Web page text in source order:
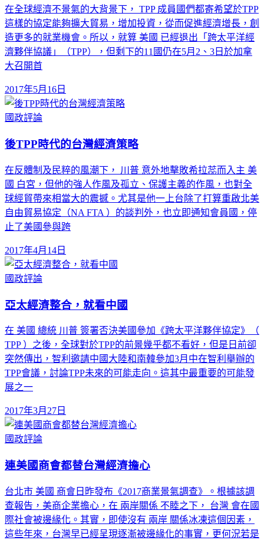
在全球經濟不景氣的大背景下， TPP 成員國們都寄希望於TPP
這樣的協定能夠擴大貿易，增加投資，從而促進經濟增長，創
造更多的就業機會。所以，就算 美國 已經退出「跨太平洋經
濟夥伴協議」（TPP），但剩下的11國仍在5月2、3日於加拿
大召開首
2017年5月16日
國政評論
後TPP時代的台灣經濟策略
在反體制及民粹的風潮下， 川普 意外地擊敗希拉蕊而入主 美
國 白宮，但他的強人作風及孤立、保護主義的作風，也對全
球經貿帶來相當大的震撼。尤其是他一上台除了打算重啟北美
自由貿易協定（NA FTA ）的談判外，也立即通知會員國，停
止了美國參與跨
2017年4月14日
國政評論
亞太經濟整合，就看中國
在 美國 總統 川普 簽署否決美國參加《跨太平洋夥伴協定》（
TPP ）之後，全球對於TPP的前景幾乎都不看好，但是日前卻
突然傳出，智利邀請中國大陸和南韓參加3月中在智利舉辦的
TPP會議，討論TPP未來的可能走向。這其中最重要的可能發
展之一
2017年3月27日
國政評論
連美國商會都替台灣經濟擔心
台北市 美國 商會日昨發布《2017商業景氣調查》。根據該調
查報告，美商企業擔心，在 兩岸關係 不睦之下， 台灣 會在國
際社會被邊緣化。其實，即使沒有 兩岸 關係冰凍這個因素，
這些年來，台灣早已經呈現逐漸被邊緣化的事實，更何況若是